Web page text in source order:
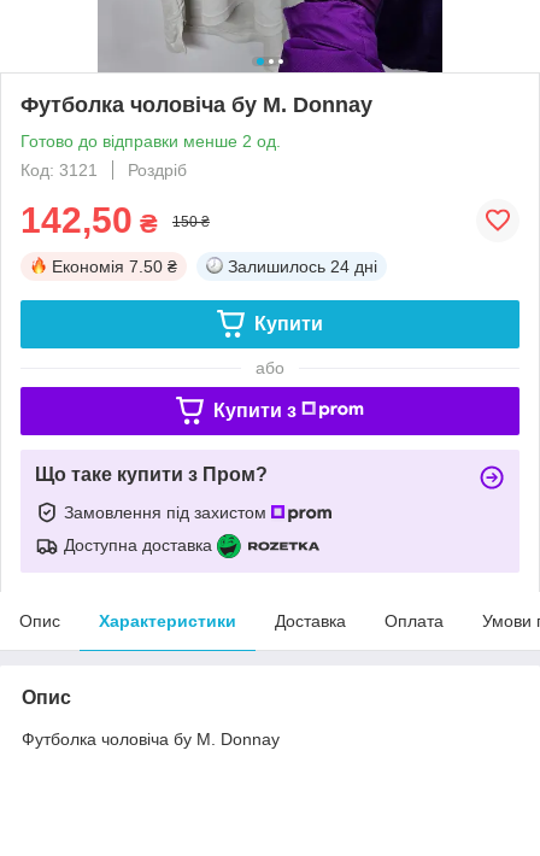
Футболка чоловіча бу М. Donnay
Готово до відправки менше 2 од.
Код: 3121
Роздріб
142,50 ₴ 150 ₴
Економія 7.50 ₴ Залишилось 24 дні
Купити
або
Купити з
Що таке купити з Пром?
Замовлення під захистом
Доступна доставка
Опис Характеристики Доставка Оплата Умови
Опис
Футболка чоловіча бу M. Donnay